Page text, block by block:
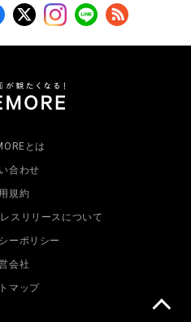
とは
合わせ
規約
スリリースについて
ーポリシー
会社
マップ